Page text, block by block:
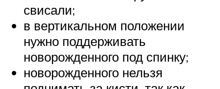
свисали;
в вертикальном положении
нужно поддерживать
новорожденного под спинку;
новорожденного нельзя